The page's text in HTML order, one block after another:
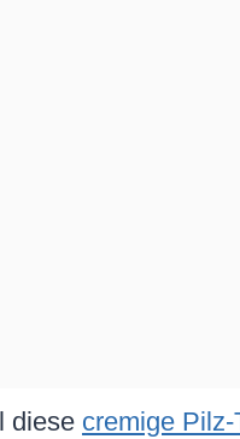
diese cremige Pilz-